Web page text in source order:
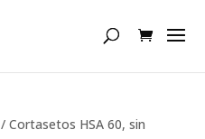
/ Cortasetos HSA 60, sin